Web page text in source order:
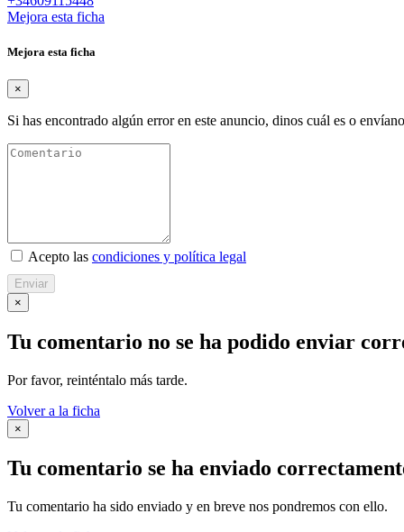
Mejora esta ficha
Mejora esta ficha
×
Si has encontrado algún error en este anuncio, dinos cuál es o
Acepto las condiciones y política legal
Enviar
×
Tu comentario no se ha podido enviar
Por favor, reinténtalo más tarde.
Volver a la ficha
×
Tu comentario se ha enviado
Tu comentario ha sido enviado y en breve nos pondremos con ello.